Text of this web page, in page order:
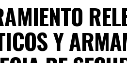
Y